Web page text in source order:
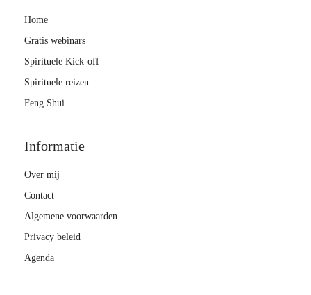
Home
Gratis webinars
Spirituele Kick-off
Spirituele reizen
Feng Shui
Informatie
Over mij
Contact
Algemene voorwaarden
Privacy beleid
Agenda